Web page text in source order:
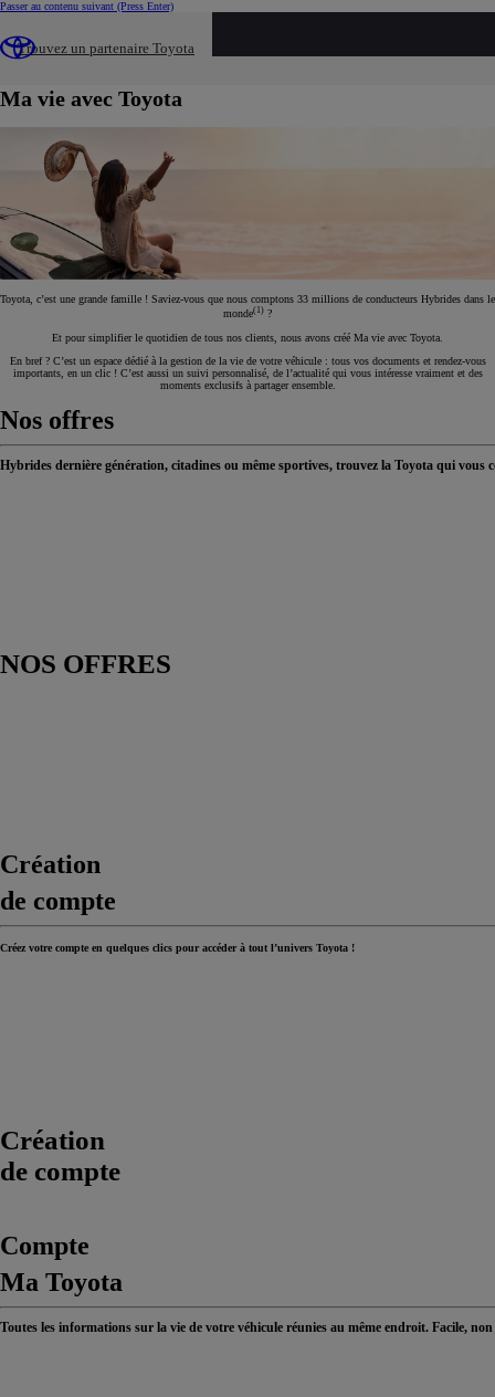
Passer au contenu suivant (Press Enter)
Trouvez un partenaire Toyota
Ma vie avec Toyota
Toyota, c’est une grande famille ! Saviez-vous que nous comptons 33 millions de conducteurs Hybrides dans le
monde(1) ?
Et pour simplifier le quotidien de tous nos clients, nous avons créé Ma vie avec Toyota.
En bref ? C’est un espace dédié à la gestion de la vie de votre véhicule : tous vos documents et rendez-vous
importants, en un clic ! C’est aussi un suivi personnalisé, de l’actualité qui vous intéresse vraiment et des
moments exclusifs à partager ensemble.
Nos offres
Hybrides dernière génération, citadines ou même sportives, trouvez la Toyota qui vous
NOS OFFRES
Création
de compte
Créez votre compte en quelques clics pour accéder à tout l’univers Toyota !
Création
de compte
Compte
Ma Toyota
Toutes les informations sur la vie de votre véhicule réunies au même endroit. Facile, non